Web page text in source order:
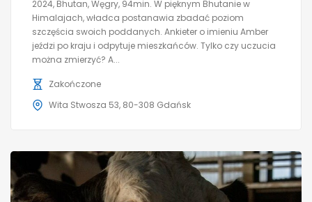
2024, Bhutan, Węgry, 94min. W pięknym Bhutanie w
Himalajach, władca postanawia zbadać poziom
szczęścia swoich poddanych. Ankieter o imieniu Amber
jeździ po kraju i odpytuje mieszkańców. Tylko czy uczucia
można zmierzyć? A...
Zakończone
Wita Stwosza 53, 80-308 Gdańsk